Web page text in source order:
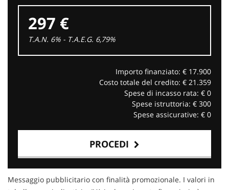
297 €
T.A.N. 6% - T.A.E.G. 6,79%
Importo finanziato: € 17.900
Costo totale del credito: € 21.359
Spese di incasso rata: € 0
Spese istruttoria: € 300
Spese assicurative: € 0
PROCEDI
Contattaci
Messaggio pubblicitario con finalità promozionale. I valori in